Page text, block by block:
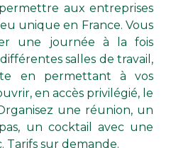
aux entreprises
unique en France. Vous
une journée à la fois
salles de travail,
en permettant à vos
en accès privilégié, le
une réunion, un
un cocktail avec une
Tarifs sur demande.